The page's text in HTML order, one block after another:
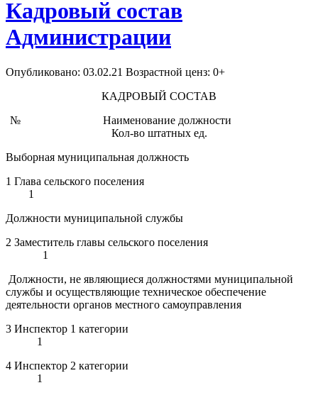
Кадровый состав
Администрации
Опубликовано: 03.02.21 Возрастной ценз: 0+
КАДРОВЫЙ СОСТАВ
№ Наименование должности
Кол-во штатных ед.
Выборная муниципальная должность
1 Глава сельского поселения
1
Должности муниципальной службы
2 Заместитель главы сельского поселения
1
Должности, не являющиеся должностями муниципальной
службы и осуществляющие техническое обеспечение
деятельности органов местного самоуправления
3 Инспектор 1 категории
1
4 Инспектор 2 категории
1